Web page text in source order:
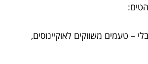
– טעמים משווקים לאוקיינוסים,